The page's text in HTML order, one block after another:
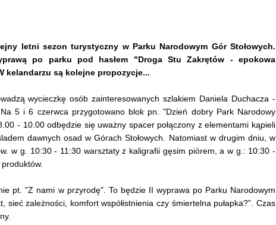
letni sezon turystyczny w Parku Narodowym Gór Stołowych.
po parku pod hasłem "Droga Stu Zakrętów - epokowa
kelandarzu są kolejne propozycje...
wycieczkę osób zainteresowanych szlakiem Daniela Duchacza -
5 i 6 czerwca przygotowano blok pn. "Dzień dobry Park Narodowy
- 10.00 odbędzie się uważny spacer połączony z elementami kąpieli
dawnych osad w Górach Stołowych. Natomiast w drugim dniu, w
w g. 10:30 - 11:30 warsztaty z kaligrafii gęsim piórem, a w g.: 10:30 -
pt. "Z nami w przyrodę". To będzie II wyprawa po Parku Narodowym
sieć zależności, komfort współistnienia czy śmiertelna pułapka?”. Czas